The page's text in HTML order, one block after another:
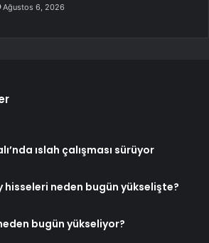
Ağustos 6, 2026
ıslah çalışması sürüyor
hisseleri neden bugün yükselişte?
bugün yükseliyor?